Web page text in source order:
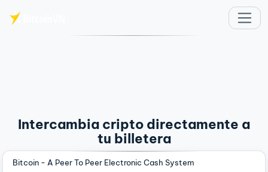
Intercambia cripto directamente a
tu billetera
Bitcoin - A Peer To Peer Electronic Cash System